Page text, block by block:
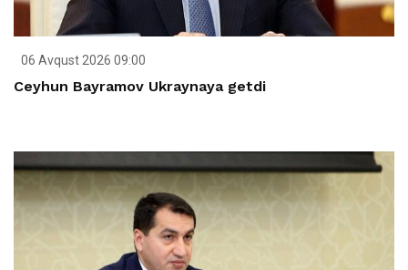
06 Avqust 2026 09:00
Ceyhun Bayramov Ukraynaya getdi